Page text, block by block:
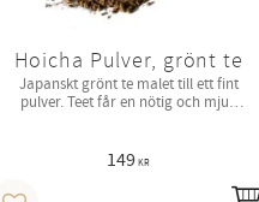
Hoicha Pulver, grönt te
Japanskt grönt te malet till ett fint
pulver. Teet får en nötig och mjuk
149KR